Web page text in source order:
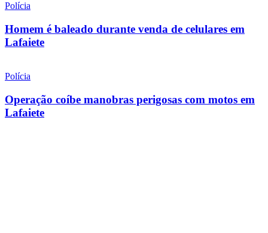
Polícia
Homem é baleado durante venda de celulares em
Lafaiete
Polícia
Operação coíbe manobras perigosas com motos em
Lafaiete